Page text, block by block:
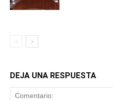
DEJA UNA RESPUESTA